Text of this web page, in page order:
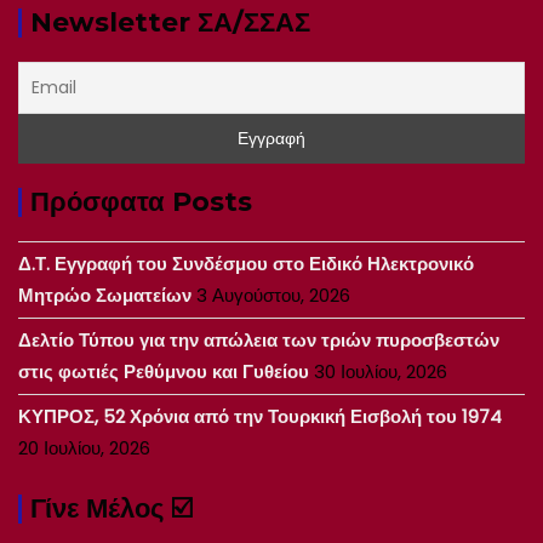
Newsletter ΣΑ/ΣΣΑΣ
Πρόσφατα Posts
Δ.Τ. Εγγραφή του Συνδέσμου στο Ειδικό Ηλεκτρονικό
Μητρώο Σωματείων3 Αυγούστου, 2026
Δελτίο Τύπου για την απώλεια των τριών πυροσβεστών
στις φωτιές Ρεθύμνου και Γυθείου 30 Ιουλίου, 2026
ΚΥΠΡΟΣ, 52 Χρόνια από την Τουρκική Εισβολή του 1974
20 Ιουλίου, 2026
Γίνε Μέλος ☑️